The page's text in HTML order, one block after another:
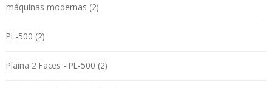
máquinas modernas (2)
PL-500 (2)
Plaina 2 Faces - PL-500 (2)